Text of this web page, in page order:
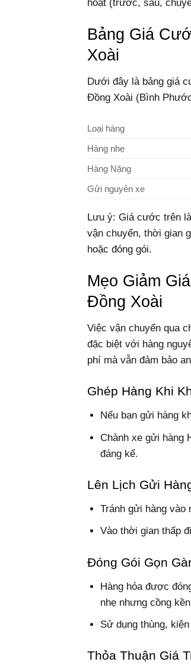
hoạt (trước, sau,
Bảng Giá
Xoài
Dưới đây là bảng giá
Đồng Xoài (Bình
Loại hàng
Hàng nhẹ
Hàng Nặng
Gửi nguyên xe
Lưu ý: Giá cước trên
vận chuyển, thời gian
hoặc đóng gói.
Mẹo Giảm
Đồng Xoài
Việc vận chuyển qua
đặc biệt với hàng
phí mà vẫn đảm bảo
Ghép Hàng Khi
Nếu bạn gửi hàng
Chành xe gửi hàng
đáng kể.
Lên Lịch Gửi
Tránh gửi hàng vào
Vào thời gian thấp
Đóng Gói Gọn
Hàng hóa được
nhẹ nhưng cồng
Sử dụng thùng,
Thỏa Thuận Giá